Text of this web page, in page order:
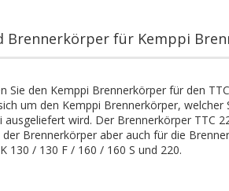
Brennerkörper für Kemppi
Sie den Kemppi Brennerkörper für den
um den Kemppi Brennerkörper,
ausgeliefert wird. Der Brennerkörper TTC
der Brennerkörper aber auch für die
130 / 130 F / 160 / 160 S und 220.